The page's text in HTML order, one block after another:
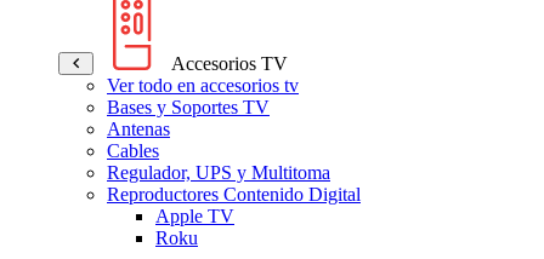
Accesorios TV
Ver todo en accesorios tv
Bases y Soportes TV
Antenas
Cables
Regulador, UPS y Multitoma
Reproductores Contenido Digital
Apple TV
Roku